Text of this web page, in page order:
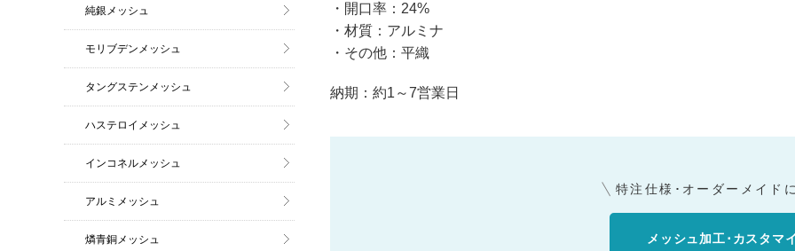
・開口率：24%
・材質：アルミナ
・その他：平織
納期：約1～7営業日
メッシュ加工･カスタマ
特注仕様･オーダーメイド
純銀メッシュ
モリブデンメッシュ
タングステンメッシュ
ハステロイメッシュ
インコネルメッシュ
アルミメッシュ
燐青銅メッシュ